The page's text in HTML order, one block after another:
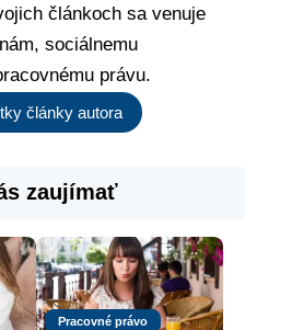
článkoch sa venuje
sociálnemu
právu.
články autora
zaujímať
Pracovné právo